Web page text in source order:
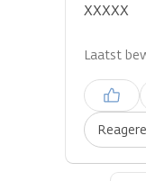
XXXXX
Laatst
Inloggen
plaatsen